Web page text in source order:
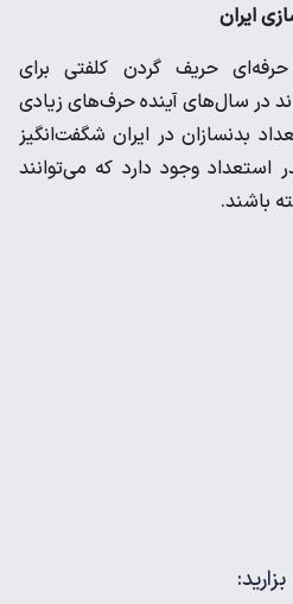
ایران
حرفه‌ای حریف گردن کلفتی برای
در سال‌های آینده حرف‌های زیادی
بدنسازان در ایران شگفت‌انگیز
وجود دارد که می‌توانند
باشند.